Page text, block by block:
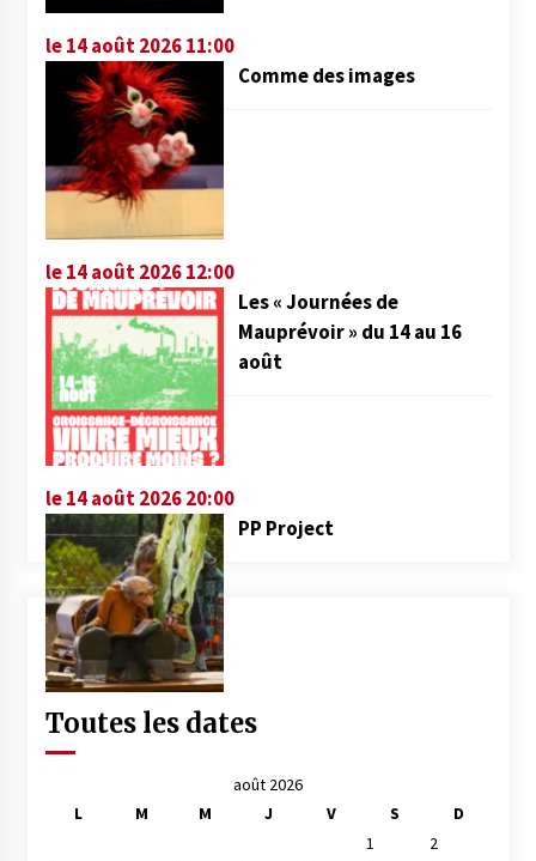
le 14 août 2026 11:00
Comme des images
le 14 août 2026 12:00
Les « Journées de
Mauprévoir » du 14 au 16
août
le 14 août 2026 20:00
PP Project
Toutes les dates
août 2026
L
M M J V S
D
1
2